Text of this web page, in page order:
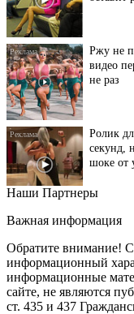
видео
не раз
секунд,
шоке от
Этот
Ролик
будете
Наши Партнеры
Важная информация
Обратите внимание!
информационный
информационные
сайте, не являются
ст. 435 и 437